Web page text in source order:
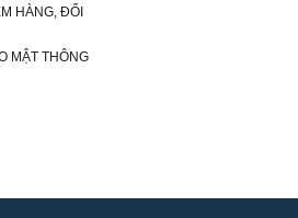
HÀNG, ĐỔI
MẬT THÔNG